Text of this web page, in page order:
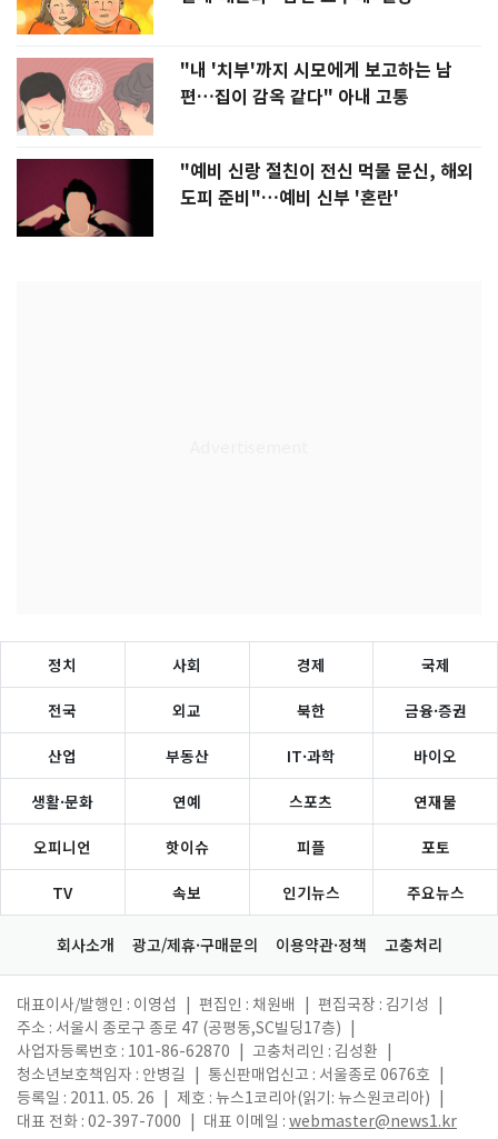
"내 '치부'까지 시모에게 보고하는 남
편…집이 감옥 같다" 아내 고통
"예비 신랑 절친이 전신 먹물 문신, 해외
도피 준비"…예비 신부 '혼란'
정치 사회 경제 국제
전국 외교 북한 금융·증권
산업 부동산 IT·과학 바이오
생활·문화 연예 스포츠 연재물
오피니언 핫이슈 피플 포토
TV 속보 인기뉴스 주요뉴스
회사소개 광고/제휴·구매문의 이용약관·정책 고충처리
대표이사/발행인 : 이영섭 편집인 : 채원배 편집국장 : 김기성
주소 : 서울시 종로구 종로 47 (공평동,SC빌딩17층)
사업자등록번호 : 101-86-62870
고충처리인 : 김성환
청소년보호책임자 : 안병길
통신판매업신고 : 서울종로 0676호
등록일 : 2011. 05. 26
제호 : 뉴스1코리아(읽기: 뉴스원코리아)
대표 전화 : 02-397-7000
대표 이메일 : webmaster@news1.kr